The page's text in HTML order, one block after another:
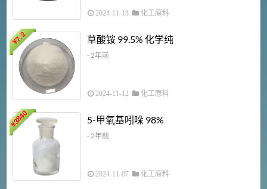
2024-11-18 化工原料
¥
7.2 草酸铵 99.5% 化学纯
- 2年前
2024-11-12 化工原料
¥
3840 5-甲氧基吲哚 98%
- 2年前
2024-11-07 化工原料